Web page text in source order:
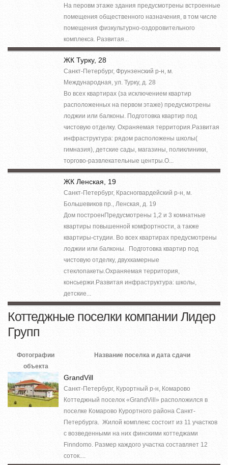
На перовм этаже здания предусмотрены встроенные
помещения общественного назначения, в том числе
помещения физкультурно-оздоровительного
комплекса. Развитая...
ЖК Турку, 28
Санкт-Петербург, Фрунзенский р-н, м.
Международная, ул. Турку, д. 28
Во всех квартирах (за исключением квартир
расположенных на первом этаже) предусмотрены
лоджии или балконы. Подготовка квартир под
чистовую отделку. Охраняемая территория.Развитая
инфраструктура: рядом расположены школы(
гимназия), детские сады, магазины, поликлиники,
торгово-развлекательные центры.О...
ЖК Ленская, 19
Санкт-Петербург, Красногвардейский р-н, м.
Большевиков пр., Ленская, д. 19
Дом построенПредусмотрены 1,2 и 3 комнатные
квартиры повышенной комфортности, а также
квартиры-студии. Во всех квартирах предусмотрены
лоджии или балконы. Подготовка квартир под
чистовую отделку, двухкамерные
стеклопакеты.Охраняемая территория,
консьержи.Развитая инфраструктура: школы,
детские...
Коттеджные поселки компании Лидер
Групп
Фотографии
объекта
Название поселка и дата сдачи
GrandVill
Санкт-Петербург, Курортный р-н, Комарово
Коттеджный поселок «GrandVill» расположился в
поселке Комарово Курортного района Санкт-
Петербурга. Жилой комплекс состоит из 11 участков
с возведенными на них финскими коттеджами
Finndomo. Размер каждого участка составляет 12
соток....